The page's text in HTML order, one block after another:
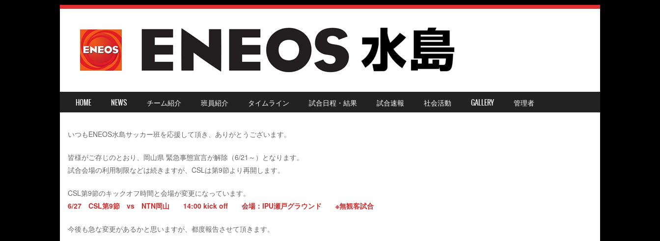
MENU ≡
SKIP TO CONTENT
HOME NEWS チーム紹介 班員紹介 タイムライン 試合日程・結果 試合速報 社会活動 GALLERY 管理者
いつもENEOS水島サッカー班を応援して頂き、ありがとうございます。
皆様がご存じのとおり、岡山県 緊急事態宣言が解除（6/21～）となります。
試合会場の利用制限などは続きますが、CSLは第9節より再開します。
CSL第9節のキックオフ時間と会場が変更になっています。
6/27 CSL第9節 vs NTN岡山 14:00 kick off 会場：IPU瀬戸グラウンド ※無観客試合
今後も急な変更があるかと思いますが、都度報告させて頂きます。